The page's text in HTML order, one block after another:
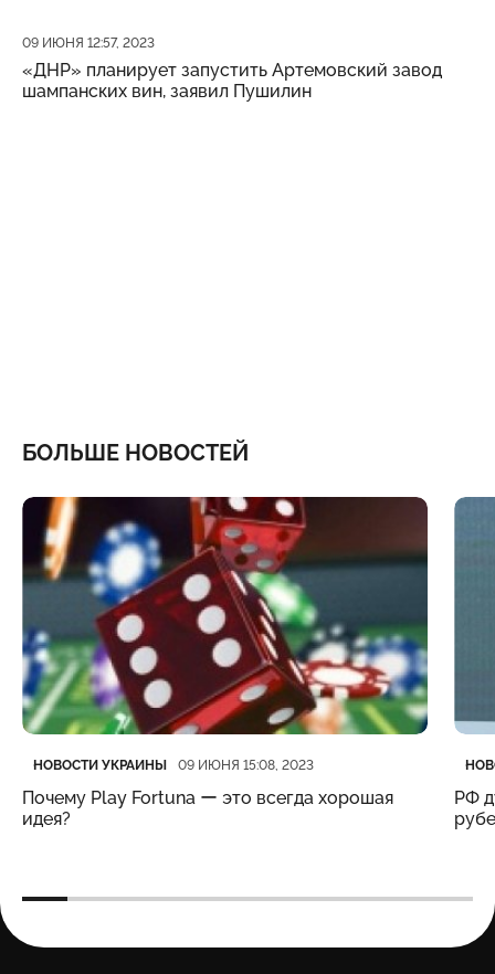
Дата публикации
09 ИЮНЯ 12:57, 2023
«ДНР» планирует запустить Артемовский завод
шампанских вин, заявил Пушилин
БОЛЬШЕ НОВОСТЕЙ
Категория
НОВОСТИ УКРАИНЫ
Дата публикации 09 ИЮНЯ 15:08, 2023
Почему Play Fortuna ー это всегда хорошая
идея?
РФ